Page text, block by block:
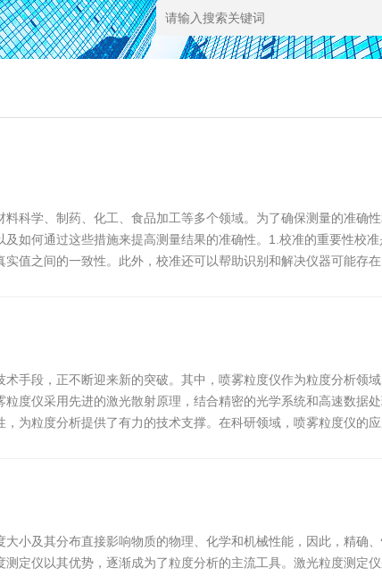
科学、制药、化工、食品加工等多个领域。为了确保测量的准确
如何通过这些措施来提高测量结果的准确性。1.校准的重要性校
值之间的一致性。此外，校准还可以帮助识别和解决仪器可能存
手段，正不断迎来新的突破。其中，喷雾粒度仪作为粒度分析领
度仪采用先进的激光散射原理，结合精密的光学系统和高速数据
为粒度分析提供了有力的技术支撑。在科研领域，喷雾粒度仪的
小及其分布直接影响物质的物理、化学和机械性能，因此，精确
定仪以其优势，逐渐成为了粒度分析的主流工具。激光粒度测定